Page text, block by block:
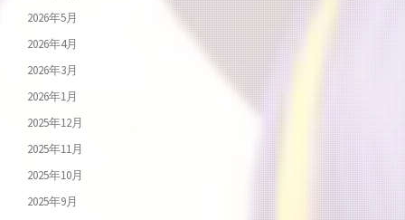
2026年5月
2026年4月
2026年3月
2026年1月
2025年12月
2025年11月
2025年10月
2025年9月